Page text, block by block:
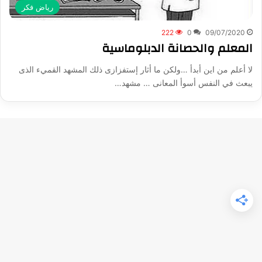
رياض فكر
09/07/2020
0
222
المعلم والحصانة الدبلوماسية
لا أعلم من اين أبدأ …ولكن ما أثار إستفزازى ذلك المشهد القميء الذى
يبعث في النفس أسوأ المعانى … مشهد…